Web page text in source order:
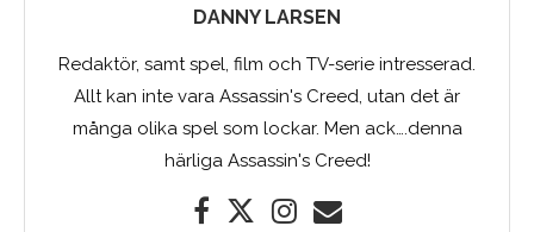
DANNY LARSEN
Redaktör, samt spel, film och TV-serie intresserad.
Allt kan inte vara Assassin's Creed, utan det är
många olika spel som lockar. Men ack….denna
härliga Assassin's Creed!